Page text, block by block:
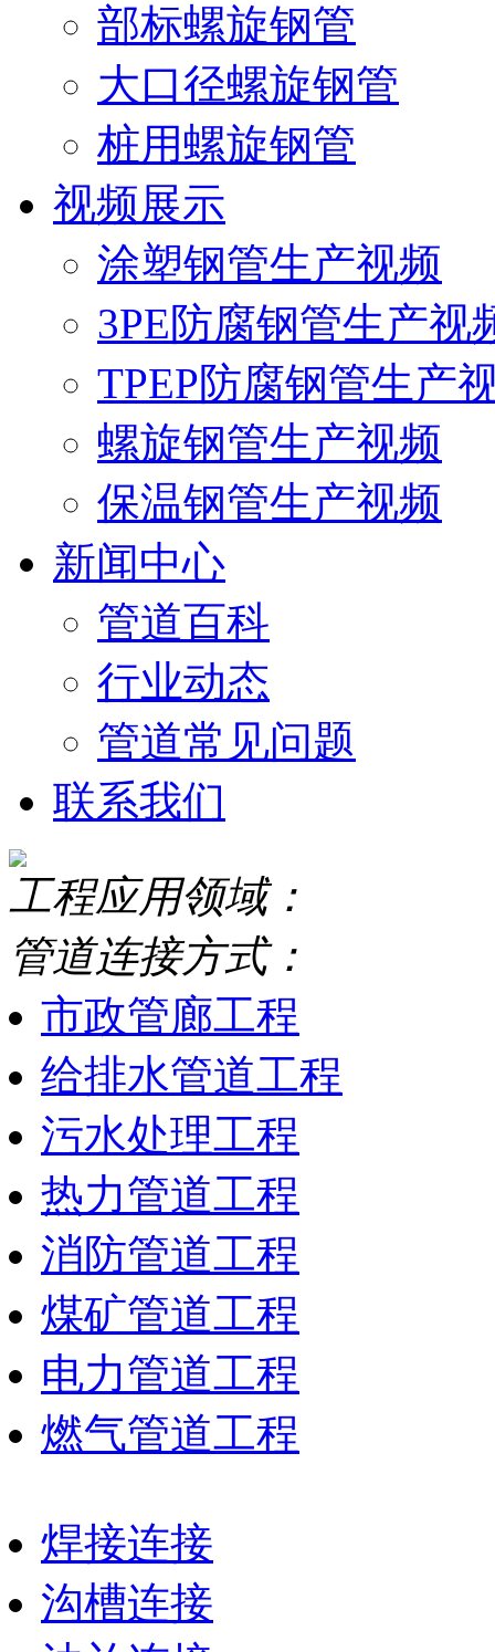
部标螺旋钢管
大口径螺旋钢管
桩用螺旋钢管
视频展示
涂塑钢管生产视频
3PE防腐钢管生产视
TPEP防腐钢管生产
螺旋钢管生产视频
保温钢管生产视频
新闻中心
管道百科
行业动态
管道常见问题
联系我们
工程应用领域：
管道连接方式：
市政管廊工程
给排水管道工程
污水处理工程
热力管道工程
消防管道工程
煤矿管道工程
电力管道工程
燃气管道工程
焊接连接
沟槽连接